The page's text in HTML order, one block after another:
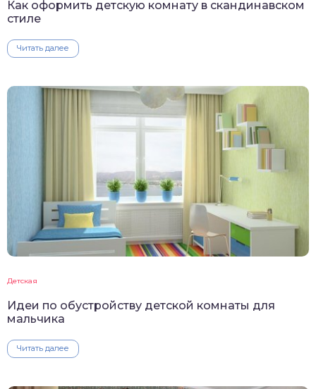
Как оформить детскую комнату в скандинавском
стиле
Читать далее
Детская
Идеи по обустройству детской комнаты для
мальчика
Читать далее